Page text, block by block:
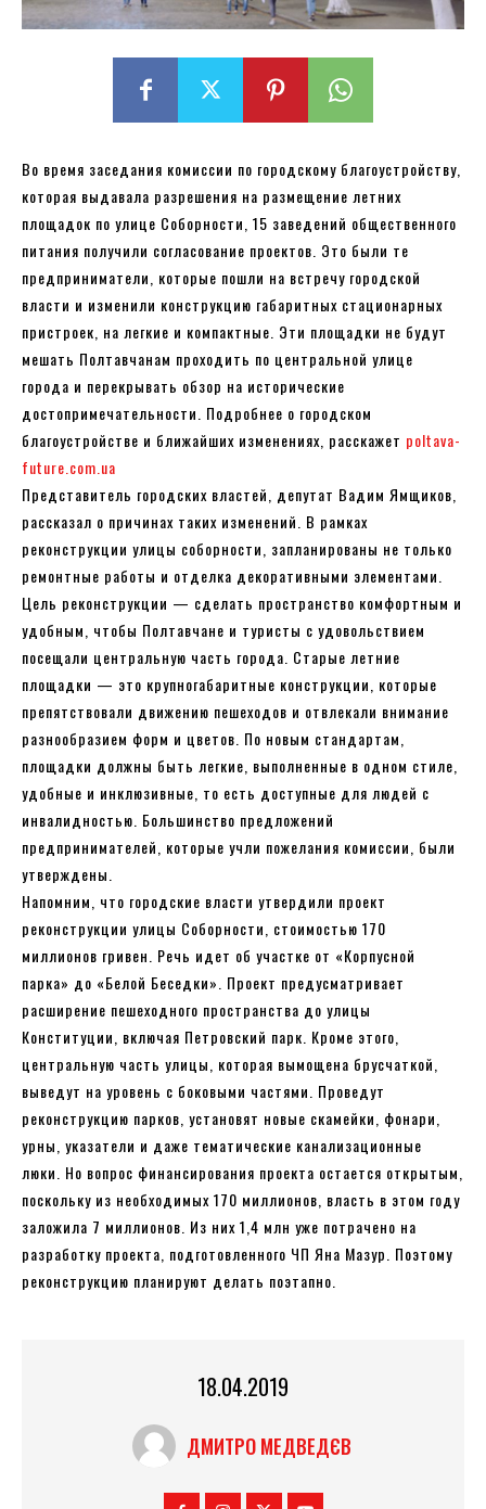
Во время заседания комиссии по городскому благоустройству,
которая выдавала разрешения на размещение летних
площадок по улице Соборности, 15 заведений общественного
питания получили согласование проектов. Это были те
предприниматели, которые пошли на встречу городской
власти и изменили конструкцию габаритных стационарных
пристроек, на легкие и компактные. Эти площадки не будут
мешать Полтавчанам проходить по центральной улице
города и перекрывать обзор на исторические
достопримечательности. Подробнее о городском
благоустройстве и ближайших изменениях, расскажет poltava-
future.com.ua
Представитель городских властей, депутат Вадим Ямщиков,
рассказал о причинах таких изменений. В рамках
реконструкции улицы соборности, запланированы не только
ремонтные работы и отделка декоративными элементами.
Цель реконструкции — сделать пространство комфортным и
удобным, чтобы Полтавчане и туристы с удовольствием
посещали центральную часть города. Старые летние
площадки — это крупногабаритные конструкции, которые
препятствовали движению пешеходов и отвлекали внимание
разнообразием форм и цветов. По новым стандартам,
площадки должны быть легкие, выполненные в одном стиле,
удобные и инклюзивные, то есть доступные для людей с
инвалидностью. Большинство предложений
предпринимателей, которые учли пожелания комиссии, были
утверждены.
Напомним, что городские власти утвердили проект
реконструкции улицы Соборности, стоимостью 170
миллионов гривен. Речь идет об участке от «Корпусной
парка» до «Белой Беседки». Проект предусматривает
расширение пешеходного пространства до улицы
Конституции, включая Петровский парк. Кроме этого,
центральную часть улицы, которая вымощена брусчаткой,
выведут на уровень с боковыми частями. Проведут
реконструкцию парков, установят новые скамейки, фонари,
урны, указатели и даже тематические канализационные
люки. Но вопрос финансирования проекта остается открытым,
поскольку из необходимых 170 миллионов, власть в этом году
заложила 7 миллионов. Из них 1,4 млн уже потрачено на
разработку проекта, подготовленного ЧП Яна Мазур. Поэтому
реконструкцию планируют делать поэтапно.
18.04.2019
ДМИТРО МЕДВЕДЄВ